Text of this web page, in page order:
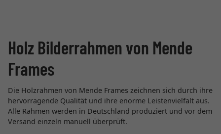
Holz Bilderrahmen von Mende
Frames
Die Holzrahmen von Mende Frames zeichnen sich durch ihre
hervorragende Qualität und ihre enorme Leistenvielfalt aus.
Alle Rahmen werden in Deutschland produziert und vor dem
Versand einzeln manuell überprüft.